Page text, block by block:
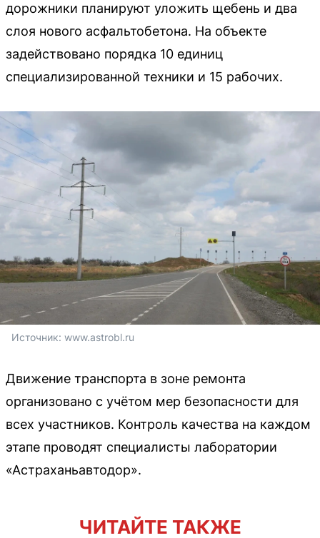
дорожники планируют уложить щебень и два
слоя нового асфальтобетона. На объекте
задействовано порядка 10 единиц
специализированной техники и 15 рабочих.
Источник: www.astrobl.ru
Движение транспорта в зоне ремонта
организовано с учётом мер безопасности для
всех участников. Контроль качества на каждом
этапе проводят специалисты лаборатории
«Астраханьавтодор».
ЧИТАЙТЕ ТАКЖЕ